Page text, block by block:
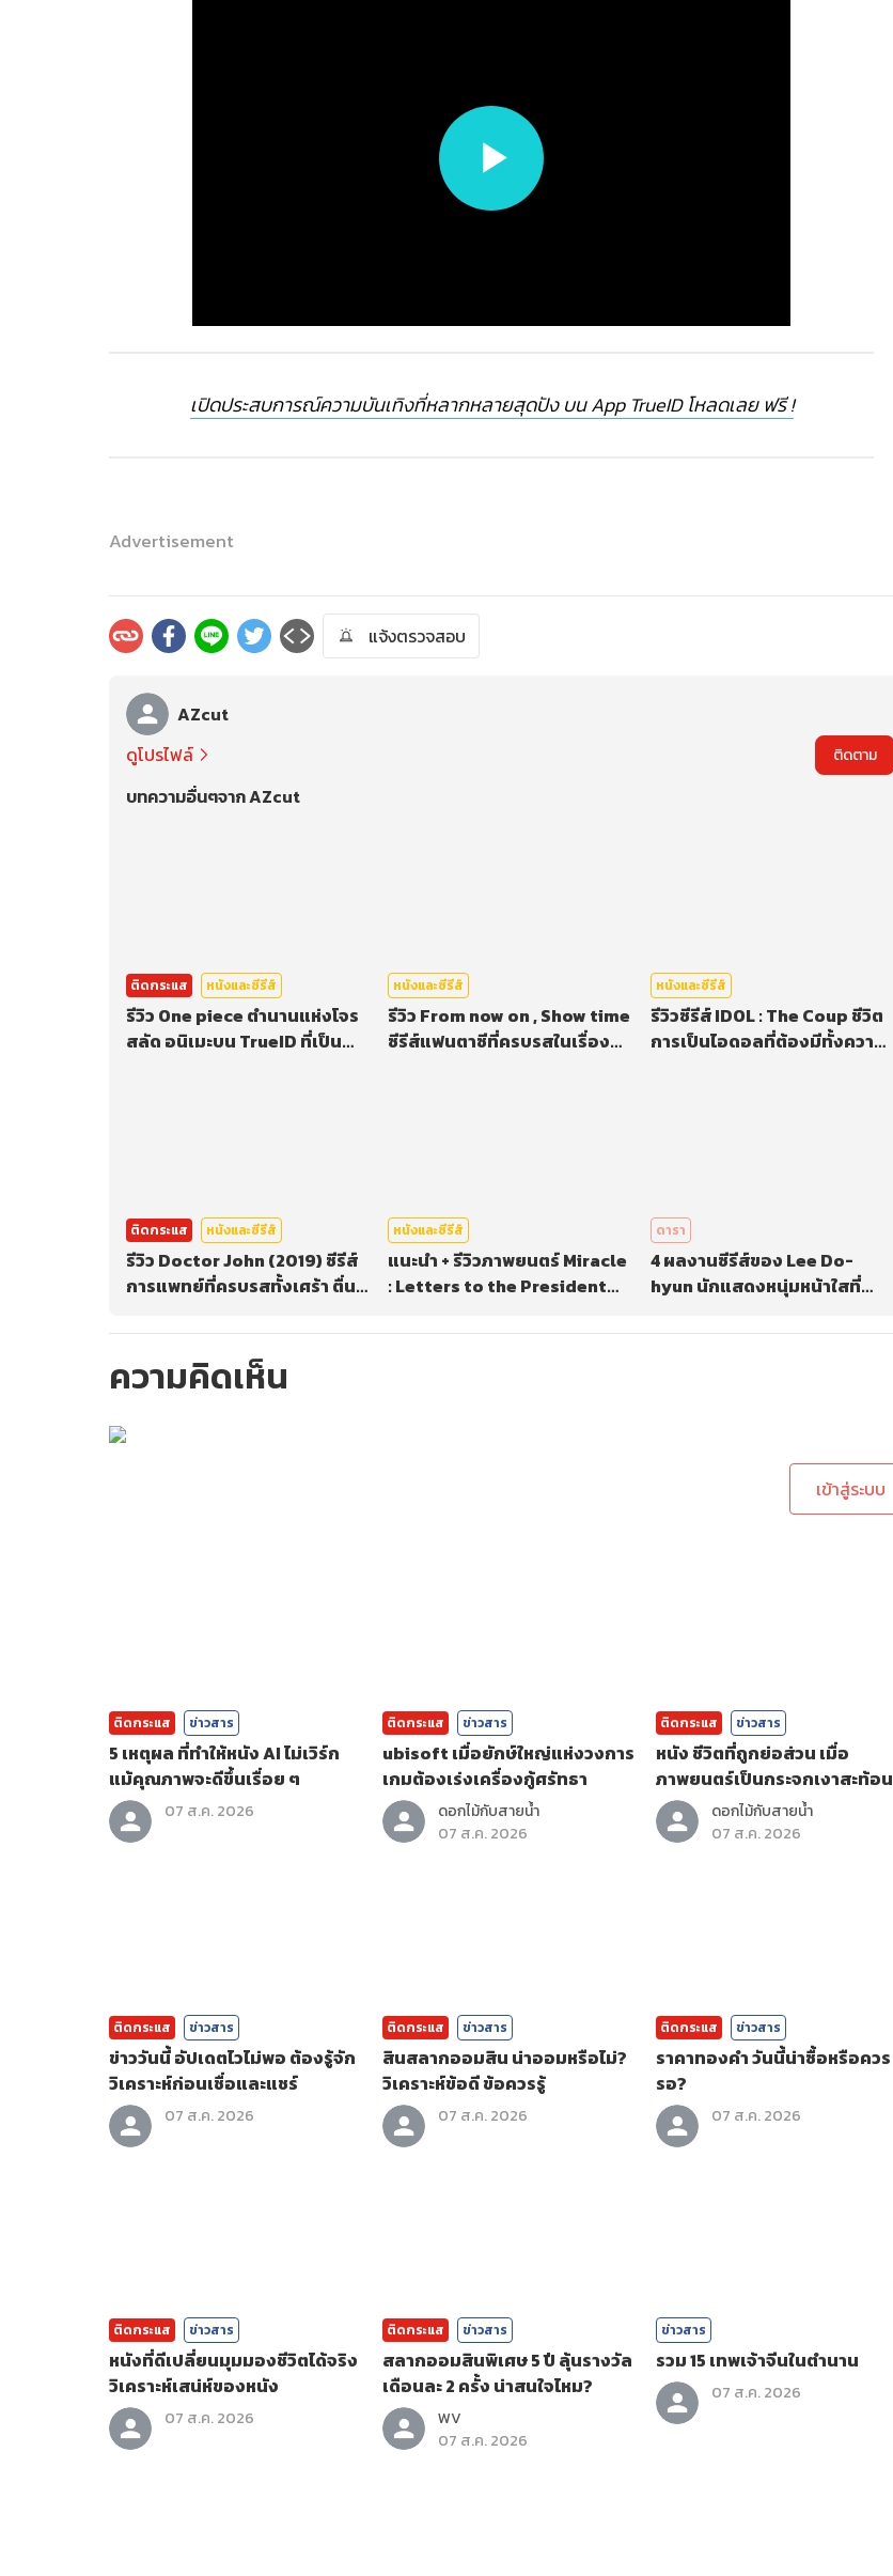
เปิดประสบการณ์ความบันเทิงที่หลากหลายสุดปัง บน App TrueID โหลดเลย ฟรี !
Advertisement
แจ้งตรวจสอบ
AZcut
ดูโปรไฟล์
ติดตาม
บทความอื่นๆจาก AZcut
ติดกระแส หนังและซีรีส์
รีวิว One piece ตำนานแห่งโจร
สลัด อนิเมะบน TrueID ที่เป็น
หนังและซีรีส์
รีวิว From now on , Show time
ซีรีส์แฟนตาซีที่ครบรสในเรื่อง
หนังและซีรีส์
รีวิวซีรีส์ IDOL : The Coup ชีวิต
การเป็นไอดอลที่ต้องมีทั้งความ
ติดกระแส หนังและซีรีส์
รีวิว Doctor John (2019) ซีรีส์
การแพทย์ที่ครบรสทั้งเศร้า ตื่น
ทรูไอดี
หนังและซีรีส์
แนะนำ + รีวิวภาพยนตร์ Miracle
: Letters to the President
ของคนเกาหลียุค 80 นำแสดง
ดารา
4 ผลงานซีรีส์ของ Lee Do-
hyun นักแสดงหนุ่มหน้าใสที่
ความคิดเห็น
เข้าสู่ระบบ
ติดกระแส ข่าวสาร
5 เหตุผล ที่ทำให้หนัง AI ไม่เวิร์ก
แม้คุณภาพจะดีขึ้นเรื่อย ๆ
07 ส.ค. 2026
ติดกระแส ข่าวสาร
ubisoft เมื่อยักษ์ใหญ่แห่งวงการ
เกมต้องเร่งเครื่องกู้ศรัทธา
ดอกไม้กับสายน้ำ
07 ส.ค. 2026
ติดกระแส ข่าวสาร
หนัง ชีวิตที่ถูกย่อส่วน เมื่อ
ภาพยนตร์เป็นกระจกเงาสะท้อน
ตัวตน
ดอกไม้กับสายน้ำ
07 ส.ค. 2026
ติดกระแส ข่าวสาร
ข่าววันนี้ อัปเดตไวไม่พอ ต้องรู้จัก
วิเคราะห์ก่อนเชื่อและแชร์
07 ส.ค. 2026
ติดกระแส ข่าวสาร
สินสลากออมสิน น่าออมหรือไม่?
วิเคราะห์ข้อดี ข้อควรรู้
07 ส.ค. 2026
ติดกระแส ข่าวสาร
ราคาทองคํา วันนี้น่าซื้อหรือควร
รอ?
07 ส.ค. 2026
ติดกระแส ข่าวสาร
หนังที่ดีเปลี่ยนมุมมองชีวิตได้จริง
วิเคราะห์เสน่ห์ของหนัง
07 ส.ค. 2026
ติดกระแส ข่าวสาร
สลากออมสินพิเศษ 5 ปี ลุ้นรางวัล
เดือนละ 2 ครั้ง น่าสนใจไหม?
WV
07 ส.ค. 2026
ข่าวสาร
รวม 15 เทพเจ้าจีนในตำนาน
07 ส.ค. 2026